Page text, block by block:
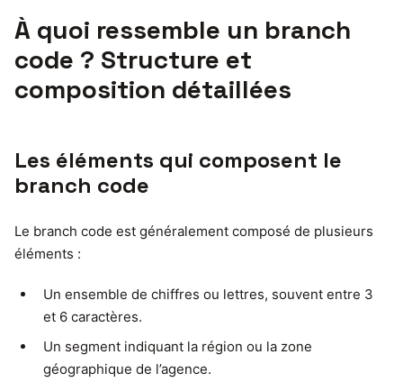
À quoi ressemble un branch
code ? Structure et
composition détaillées
Les éléments qui composent le
branch code
Le branch code est généralement composé de plusieurs
éléments :
Un ensemble de chiffres ou lettres, souvent entre 3
et 6 caractères.
Un segment indiquant la région ou la zone
géographique de l’agence.